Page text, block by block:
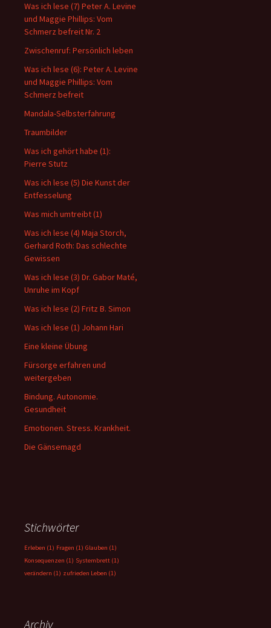
Was ich lese (7) Peter A. Levine
und Maggie Phillips: Vom
Schmerz befreit Nr. 2
Zwischenruf: Persönlich leben
Was ich lese (6): Peter A. Levine
und Maggie Phillips: Vom
Schmerz befreit
Mandala-Selbsterfahrung
Traumbilder
Was ich gehört habe (1):
Pierre Stutz
Was ich lese (5) Die Kunst der
Entfesselung
Was mich umtreibt (1)
Was ich lese (4) Maja Storch,
Gerhard Roth: Das schlechte
Gewissen
Was ich lese (3) Dr. Gabor Maté,
Unruhe im Kopf
Was ich lese (2) Fritz B. Simon
Was ich lese (1) Johann Hari
Eine kleine Übung
Fürsorge erfahren und
weitergeben
Bindung. Autonomie.
Gesundheit
Emotionen. Stress. Krankheit.
Die Gänsemagd
Stichwörter
Erleben (1) Fragen (1) Glauben (1)
Konsequenzen (1) Systembrett (1)
verändern (1) zufrieden Leben (1)
Archiv